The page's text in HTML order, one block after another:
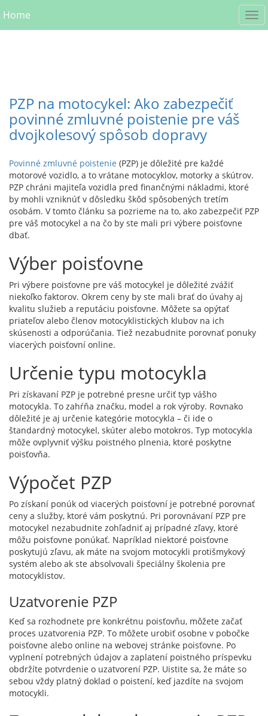
Home
PZP na motocykel: Ako zabezpečiť
povinné zmluvné poistenie pre váš
dvojkolesový spôsob dopravy
Povinné zmluvné poistenie (PZP) je dôležité pre každé
motorové vozidlo, a to vrátane motocyklov, motorky a skútrov.
PZP chráni majiteľa vozidla pred finančnými nákladmi, ktoré
by mohli vzniknúť v dôsledku škôd spôsobených tretím
osobám. V tomto článku sa pozrieme na to, ako zabezpečiť PZP
pre váš motocykel a na čo by ste mali pri výbere poisťovne
dbať.
Výber poisťovne
Pri výbere poisťovne pre váš motocykel je dôležité zvážiť
niekoľko faktorov. Okrem ceny by ste mali brať do úvahy aj
kvalitu služieb a reputáciu poisťovne. Môžete sa opýtať
priateľov alebo členov motocyklistických klubov na ich
skúsenosti a odporúčania. Tiež nezabudnite porovnať ponuky
viacerých poisťovní online.
Určenie typu motocykla
Pri získavaní PZP je potrebné presne určiť typ vášho
motocykla. To zahŕňa značku, model a rok výroby. Rovnako
dôležité je aj určenie kategórie motocykla – či ide o
štandardný motocykel, skúter alebo motokros. Typ motocykla
môže ovplyvniť výšku poistného plnenia, ktoré poskytne
poisťovňa.
Výpočet PZP
Po získaní ponúk od viacerých poisťovní je potrebné porovnať
ceny a služby, ktoré vám poskytnú. Pri porovnávaní PZP pre
motocykel nezabudnite zohľadniť aj prípadné zľavy, ktoré
môžu poisťovne ponúkať. Napríklad niektoré poisťovne
poskytujú zľavu, ak máte na svojom motocykli protišmykový
systém alebo ak ste absolvovali špeciálny školenia pre
motocyklistov.
Uzatvorenie PZP
Keď sa rozhodnete pre konkrétnu poisťovňu, môžete začať
proces uzatvorenia PZP. To môžete urobiť osobne v pobočke
poisťovne alebo online na webovej stránke poisťovne. Po
vyplnení potrebných údajov a zaplatení poistného príspevku
obdržíte potvrdenie o uzatvorení PZP. Uistite sa, že máte so
sebou vždy platný doklad o poistení, keď jazdíte na svojom
motocykli.